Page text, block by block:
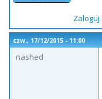
Zaloguj
czw., 17/12/2015 - 11:00
nashed